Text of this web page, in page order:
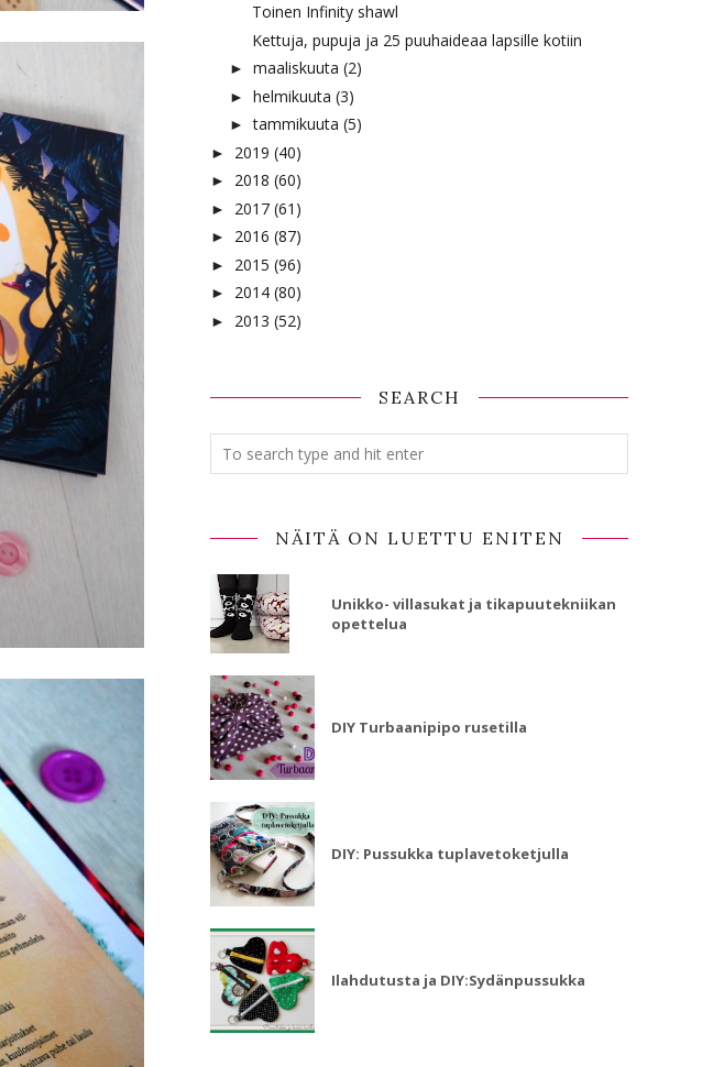
Toinen Infinity shawl
Kettuja, pupuja ja 25 puuhaideaa lapsille kotiin
► maaliskuuta (2)
► helmikuuta (3)
►tammikuuta (5)
► 2019 (40)
► 2018 (60)
► 2017 (61)
► 2016 (87)
► 2015 (96)
► 2014 (80)
► 2013 (52)
SEARCH
NÄITÄ ON LUETTU ENITEN
Unikko- villasukat ja tikapuutekniikan
opettelua
DIY Turbaanipipo rusetilla
DIY: Pussukka tuplavetoketjulla
Ilahdutusta ja DIY:Sydänpussukka